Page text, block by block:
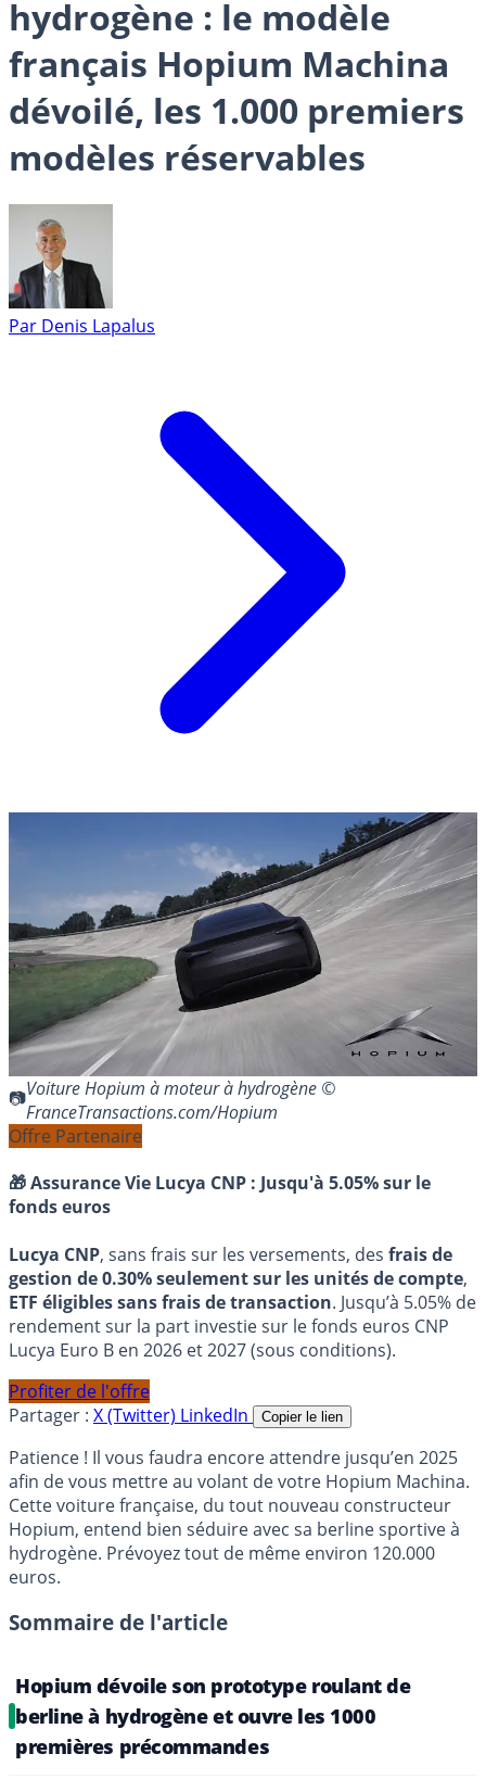
hydrogène : le modèle
français Hopium Machina
dévoilé, les 1.000 premiers
modèles réservables
Par Denis Lapalus
Voiture Hopium à moteur à hydrogène ©
FranceTransactions.com/Hopium
Offre Partenaire
🎁 Assurance Vie Lucya CNP : Jusqu'à 5.05% sur le
fonds euros
Lucya CNP, sans frais sur les versements, des frais de
gestion de 0.30% seulement sur les unités de compte,
ETF éligibles sans frais de transaction. Jusqu’à 5.05% de
rendement sur la part investie sur le fonds euros CNP
Lucya Euro B en 2026 et 2027 (sous conditions).
Profiter de l'offre
Partager : X (Twitter) LinkedIn Copier le lien
Patience ! Il vous faudra encore attendre jusqu’en 2025
afin de vous mettre au volant de votre Hopium Machina.
Cette voiture française, du tout nouveau constructeur
Hopium, entend bien séduire avec sa berline sportive à
hydrogène. Prévoyez tout de même environ 120.000
euros.
Sommaire de l'article
Hopium dévoile son prototype roulant de
berline à hydrogène et ouvre les 1000
premières précommandes